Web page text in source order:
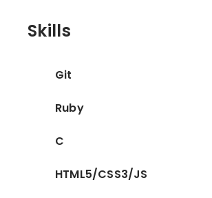
Skills
Git
Ruby
C
HTML5/CSS3/JS